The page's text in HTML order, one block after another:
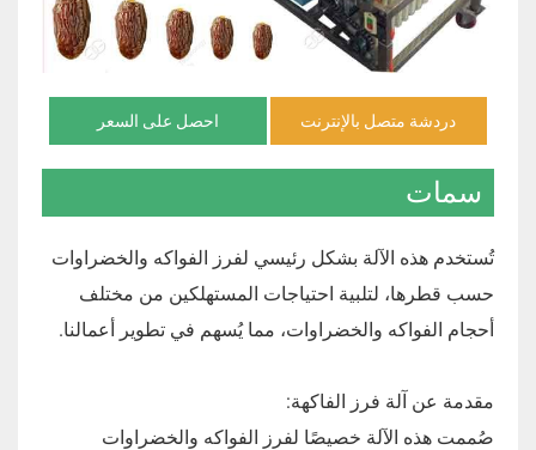
دردشة متصل بالإنترنت احصل على السعر
سمات
تُستخدم هذه الآلة بشكل رئيسي لفرز الفواكه والخضراوات
حسب قطرها، لتلبية احتياجات المستهلكين من مختلف
أحجام الفواكه والخضراوات، مما يُسهم في تطوير أعمالنا.
مقدمة عن آلة فرز الفاكهة:
صُممت هذه الآلة خصيصًا لفرز الفواكه والخضراوات